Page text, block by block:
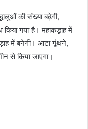
की संख्या बढ़ेगी,
गया है। महाकड़ाह में
में बनेगी। आटा गूंथने,
से किया जाएगा।